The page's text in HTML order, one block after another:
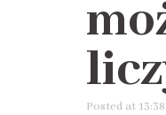
Posted at